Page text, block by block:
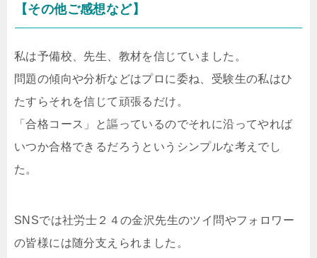
【その他ご感想など】
私は予備校、先生、教材を信じていました。
問題の傾向や分析などはプロに委ね、受験生の私はひ
たすらそれを信じて頑張るだけ。
「合格コース」と謳っているのでそれに沿ってやれば
いつか合格できるだろうというシンプルな考えでし
た。
SNSでは社労士２４の金沢先生のツイ問やフォロワー
の皆様には随分支えられました。